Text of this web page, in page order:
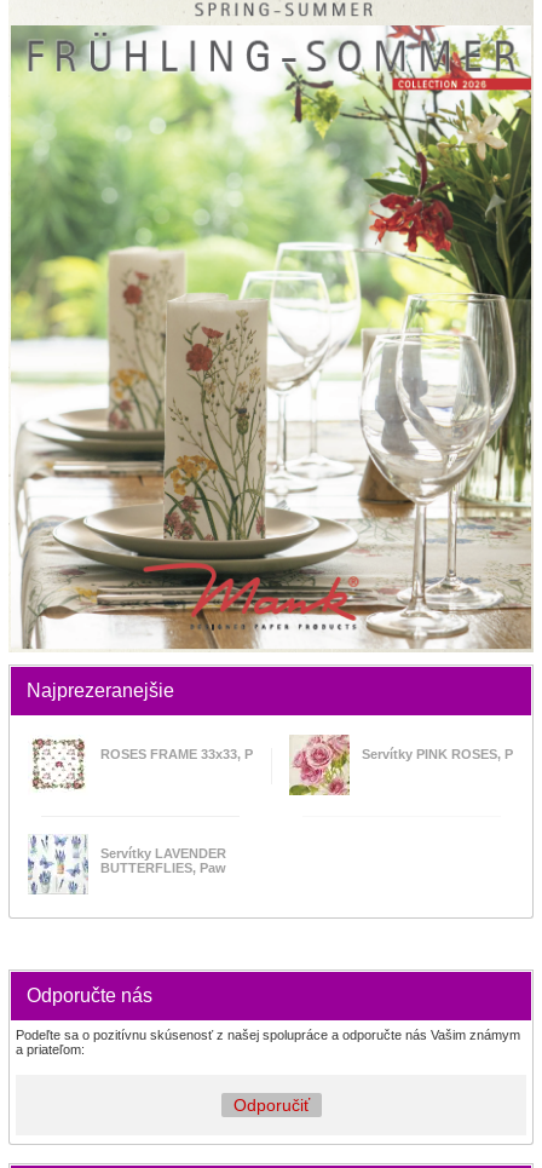
Najprezeranejšie
ROSES FRAME 33x33, P Servítky PINK ROSES, P
Servítky LAVENDER
BUTTERFLIES, Paw
Odporučte nás
Podeľte sa o pozitívnu skúsenosť z našej spolupráce a odporučte nás Vašim známym
a priateľom:
Odporučiť